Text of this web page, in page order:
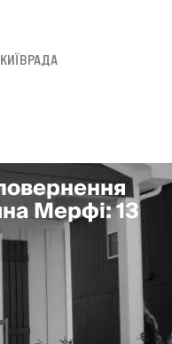
КИЇВРАДА
Мерфі: 13